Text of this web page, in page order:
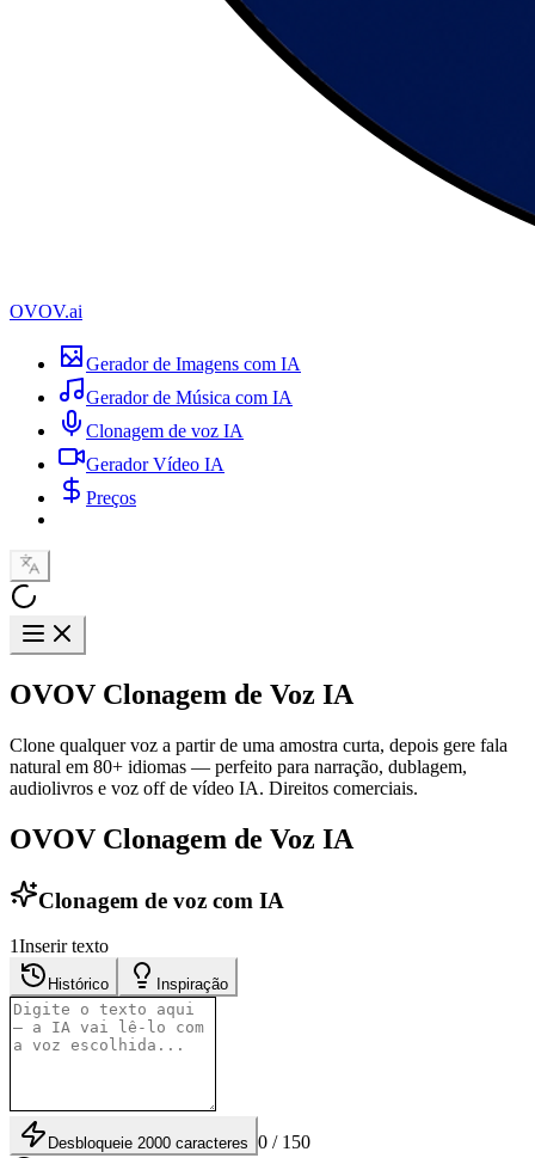
OVOV.ai
Gerador de Imagens com IA
Gerador de Música com IA
Clonagem de voz IA
Gerador Vídeo IA
Preços
OVOV Clonagem de Voz IA
Clone qualquer voz a partir de uma amostra curta, depois gere fala
natural em 80+ idiomas — perfeito para narração, dublagem,
audiolivros e voz off de vídeo IA. Direitos comerciais.
OVOV Clonagem de Voz IA
Clonagem de voz com IA
1Inserir texto
Histórico Inspiração
Desbloqueie 2000 caracteres 0 / 150